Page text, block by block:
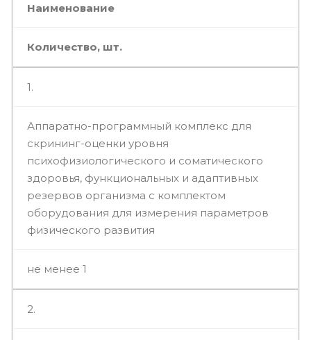
Наименование
Количество, шт.
1.
Аппаратно-программный комплекс для
скрининг-оценки уровня
психофизиологического и соматического
здоровья, функциональных и адаптивных
резервов организма с комплектом
оборудования для измерения параметров
физического развития
не менее 1
2.